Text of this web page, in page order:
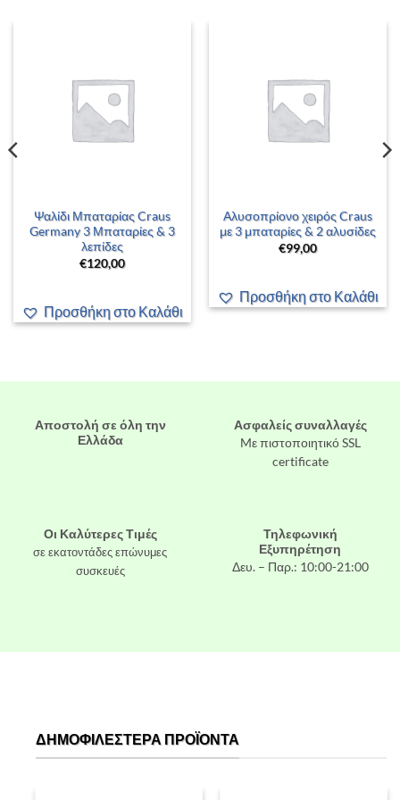
Ψαλίδι Μπαταρίας Craus
Germany 3 Μπαταρίες & 3
λεπίδες
€120,00
Προσθήκη στο Καλάθι
Αλυσοπρίονο χειρός Craus
με 3 μπαταρίες & 2 αλυσίδες
€99,00
Προσθήκη στο Καλάθι
Αποστολή σε όλη την
Ελλάδα
Ασφαλείς συναλλαγές
Mε πιστοποιητικό SSL
certificate
Οι Καλύτερες Τιμές
σε εκατοντάδες επώνυμες
συσκευές
Τηλεφωνική
Εξυπηρέτηση
Δευ. – Παρ.: 10:00-21:00
ΔΗΜΟΦΙΛΈΣΤΕΡΑ ΠΡΟΪΌΝΤΑ